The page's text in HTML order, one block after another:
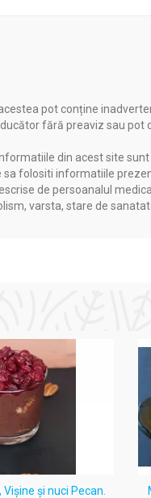
materii prime de top și
susținute de
Coconut oil,
cocos, Clorofilă
de origine
pot conține
fără preaviz sau pot
din acest site
folositi informatiile
de persoanalul
varsta, stare de
şi nuci Pecan.